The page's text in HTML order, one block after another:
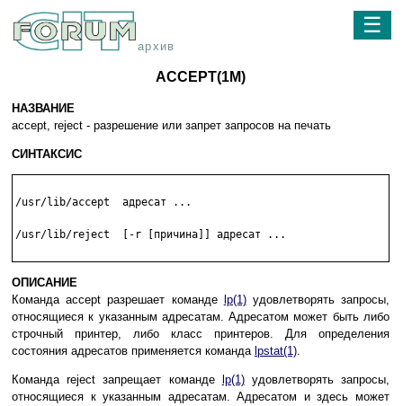
архив
☰
ACCEPT(1M)
НАЗВАНИЕ
accept, reject - разрешение или запрет запросов на печать
СИНТАКСИС
/usr/lib/accept  адресат ...
/usr/lib/reject  [-r [причина]] адресат ...
ОПИСАНИЕ
Команда accept разрешает команде
lp(1)удовлетворять запросы,
относящиеся к указанным адресатам. Адресатом может быть либо
строчный принтер, либо класс принтеров. Для определения
состояния адресатов применяется команда lpstat(1).
Команда reject запрещает команде lp(1)удовлетворять запросы,
относящиеся к указанным адресатам. Адресатом и здесь может